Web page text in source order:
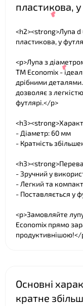
пластикова,
<h2><strong>Лупа
пластикова, у
<p>Лупа з
TM Economix -
дрібними
дозволяє з
футлярі.</p>
- Діаметр: 60 мм
- Кратність
- Зручний у
- Легкий та
- Поставляється у
<p>Замовляйте
Economix прямо
продуктивнішою!</
Основні
кратне
❤
❤